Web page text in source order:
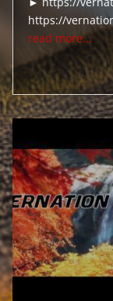
https://
read more...